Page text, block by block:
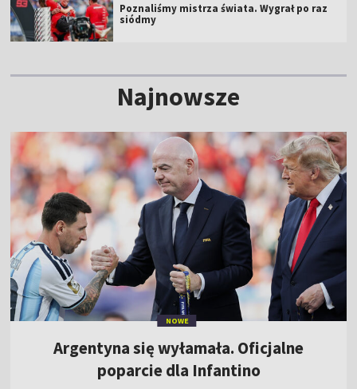
Poznaliśmy mistrza świata. Wygrał po raz
siódmy
Najnowsze
NOWE
Argentyna się wyłamała. Oficjalne
poparcie dla Infantino